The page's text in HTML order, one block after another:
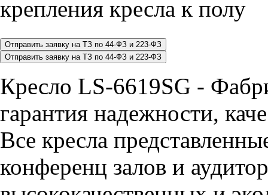
крепления кресла к полу
Кресло LS-6619SG -
гарантия надежности,
Все кресла
конференц залов и